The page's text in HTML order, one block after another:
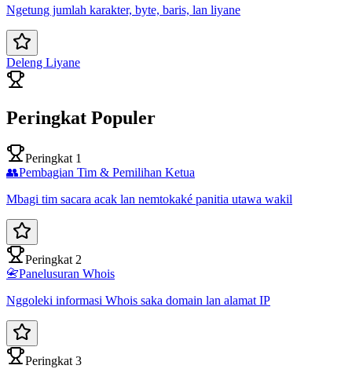
Ngetung jumlah karakter, byte, baris, lan liyane
Deleng Liyane
Peringkat Populer
Peringkat 1
👥Pembagian Tim & Pemilihan Ketua
Mbagi tim sacara acak lan nemtokaké panitia utawa wakil
Peringkat 2
📇Panelusuran Whois
Nggoleki informasi Whois saka domain lan alamat IP
Peringkat 3